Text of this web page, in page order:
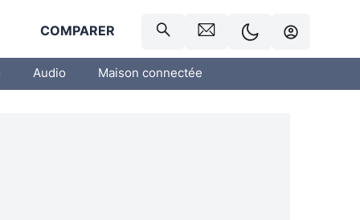
COMPARER
Audio Maison connectée